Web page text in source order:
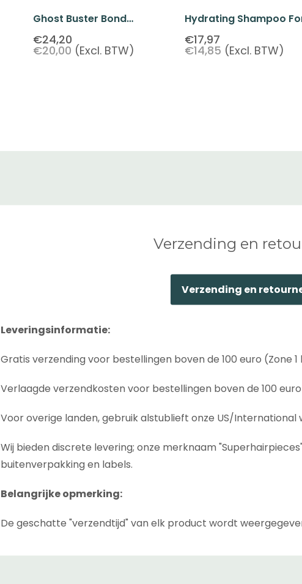
Ghost Buster Bond
Remover 236.5 Ml
€24,20
€20,00 (Excl. BTW)
Hydrating Shampoo
Human Hair & Prime
Blends 236 Ml - Pure
€17,97
€14,85 (Excl. BTW)
Verzending en
Verzending en
Leveringsinformatie:
Gratis verzending voor bestellingen boven de 100 euro (Zone 1
Verlaagde verzendkosten voor bestellingen boven de 100
Voor overige landen, gebruik alstublieft onze US/International
Wij bieden discrete levering; onze merknaam
buitenverpakking en labels.
Belangrijke opmerking:
De geschatte "verzendtijd" van elk product wordt
tussen magazijnen als we het product niet op voorraad